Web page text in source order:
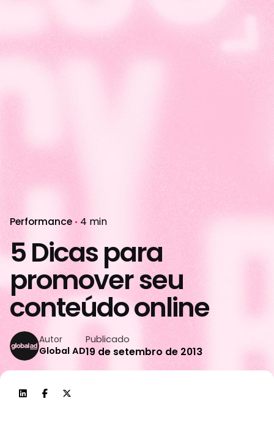
Performance 4 min
5 Dicas para
promover seu
conteúdo online
Autor
Global AD
Publicado
19 de setembro de 2013